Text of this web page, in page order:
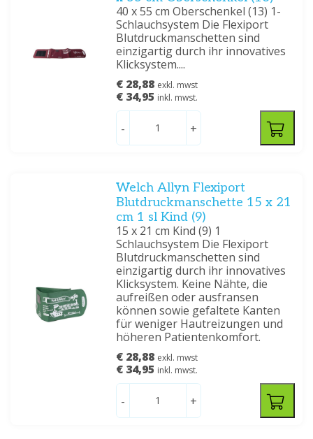
40 x 55 cm Oberschenkel (13) 1-
Schlauchsystem Die Flexiport
Blutdruckmanschetten sind
einzigartig durch ihr innovatives
Klicksystem....
€ 28,88 exkl. mwst
€ 34,95 inkl. mwst.
- +
Welch Allyn Flexiport
Blutdruckmanschette 15 x 21
cm 1 sl Kind (9)
15 x 21 cm Kind (9) 1
Schlauchsystem Die Flexiport
Blutdruckmanschetten sind
einzigartig durch ihr innovatives
Klicksystem. Keine Nähte, die
aufreißen oder ausfransen
können sowie gefaltete Kanten
für weniger Hautreizungen und
höheren Patientenkomfort.
€ 28,88 exkl. mwst
€ 34,95 inkl. mwst.
- +